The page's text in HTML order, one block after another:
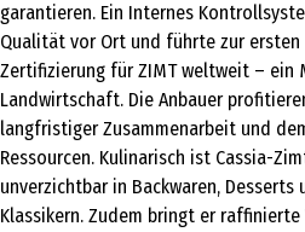
garantieren. Ein Internes
Qualität vor Ort und führte zur
Zertifizierung für ZIMT weltweit – ein
Landwirtschaft. Die Anbauer
langfristiger Zusammenarbeit und
Ressourcen. Kulinarisch ist Cassia-
unverzichtbar in Backwaren, Desserts
Klassikern. Zudem bringt er